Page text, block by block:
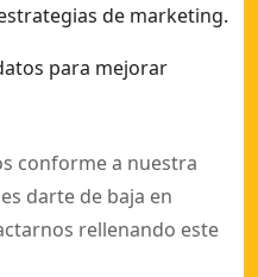
de marketing.
para mejorar
conforme a nuestra
darte de baja en
rellenando este